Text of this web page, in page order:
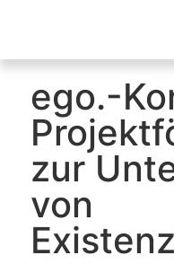
ego.-
zur
von